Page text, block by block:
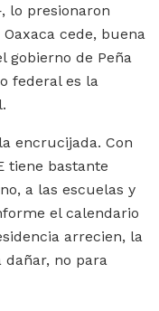
lo presionaron
cede, buena
gobierno de Peña
federal es la
encrucijada. Con
tiene bastante
a las escuelas y
el calendario
arrecien, la
dañar, no para